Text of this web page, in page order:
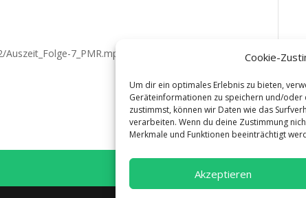
Cookie-
Um dir ein optimales Erlebnis zu bieten,
Geräteinformationen zu speichern und/oder
zustimmst, können wir Daten wie das
verarbeiten. Wenn du deine Zustimmung
Merkmale und Funktionen beeinträchtigt
Akzeptieren
7_PMR.mp3Podcast: Play in new
Nächste Einträge »